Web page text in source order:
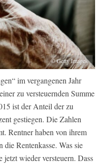
© Getty Images
im vergangenen Jahr
zu versteuernden Summe
ist der Anteil der zu
gestiegen. Die Zahlen
Rentner haben von ihrem
Rentenkasse. Was sie
jetzt wieder versteuern. Dass